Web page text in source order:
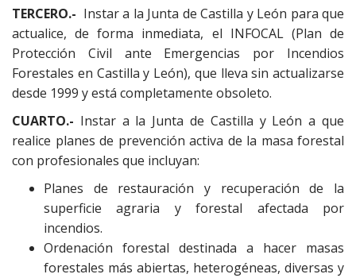
TERCERO.- Instar a la Junta de Castilla y León para que
actualice, de forma inmediata, el INFOCAL (Plan de
Protección Civil ante Emergencias por Incendios
Forestales en Castilla y León), que lleva sin actualizarse
desde 1999 y está completamente obsoleto.
CUARTO.- Instar a la Junta de Castilla y León a que
realice planes de prevención activa de la masa forestal
con profesionales que incluyan:
Planes de restauración y recuperación de la
superficie agraria y forestal afectada por
incendios.
Ordenación forestal destinada a hacer masas
forestales más abiertas, heterogéneas, diversas y